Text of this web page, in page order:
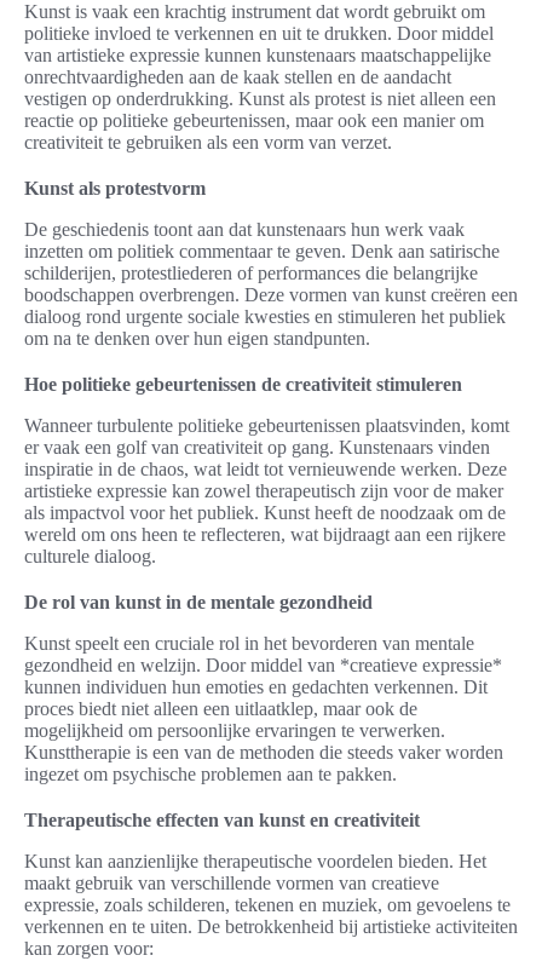
Kunst is vaak een krachtig instrument dat wordt gebruikt om
politieke invloed te verkennen en uit te drukken. Door middel
van artistieke expressie kunnen kunstenaars maatschappelijke
onrechtvaardigheden aan de kaak stellen en de aandacht
vestigen op onderdrukking. Kunst als protest is niet alleen een
reactie op politieke gebeurtenissen, maar ook een manier om
creativiteit te gebruiken als een vorm van verzet.
Kunst als protestvorm
De geschiedenis toont aan dat kunstenaars hun werk vaak
inzetten om politiek commentaar te geven. Denk aan satirische
schilderijen, protestliederen of performances die belangrijke
boodschappen overbrengen. Deze vormen van kunst creëren een
dialoog rond urgente sociale kwesties en stimuleren het publiek
om na te denken over hun eigen standpunten.
Hoe politieke gebeurtenissen de creativiteit stimuleren
Wanneer turbulente politieke gebeurtenissen plaatsvinden, komt
er vaak een golf van creativiteit op gang. Kunstenaars vinden
inspiratie in de chaos, wat leidt tot vernieuwende werken. Deze
artistieke expressie kan zowel therapeutisch zijn voor de maker
als impactvol voor het publiek. Kunst heeft de noodzaak om de
wereld om ons heen te reflecteren, wat bijdraagt aan een rijkere
culturele dialoog.
De rol van kunst in de mentale gezondheid
Kunst speelt een cruciale rol in het bevorderen van mentale
gezondheid en welzijn. Door middel van *creatieve expressie*
kunnen individuen hun emoties en gedachten verkennen. Dit
proces biedt niet alleen een uitlaatklep, maar ook de
mogelijkheid om persoonlijke ervaringen te verwerken.
Kunsttherapie is een van de methoden die steeds vaker worden
ingezet om psychische problemen aan te pakken.
Therapeutische effecten van kunst en creativiteit
Kunst kan aanzienlijke therapeutische voordelen bieden. Het
maakt gebruik van verschillende vormen van creatieve
expressie, zoals schilderen, tekenen en muziek, om gevoelens te
verkennen en te uiten. De betrokkenheid bij artistieke activiteiten
kan zorgen voor: